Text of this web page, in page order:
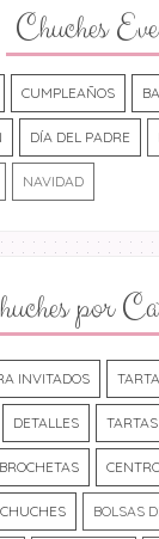
Chuches
CUMPLEAÑOS
DÍA DEL PADRE
NAVIDAD
por
INVITADOS
DETALLES
BROCHETAS
BOLSAS